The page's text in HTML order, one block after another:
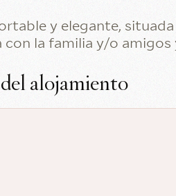
y elegante,
con la familia y/o
alojamiento